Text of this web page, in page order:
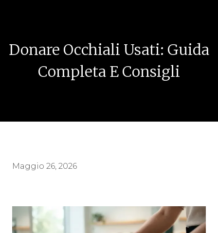
Donare Occhiali Usati: Guida
Completa E Consigli
Maggio 26, 2026